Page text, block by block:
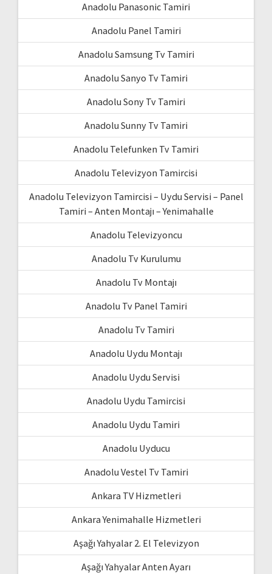
Anadolu Panasonic Tamiri
Anadolu Panel Tamiri
Anadolu Samsung Tv Tamiri
Anadolu Sanyo Tv Tamiri
Anadolu Sony Tv Tamiri
Anadolu Sunny Tv Tamiri
Anadolu Telefunken Tv Tamiri
Anadolu Televizyon Tamircisi
Anadolu Televizyon Tamircisi – Uydu Servisi – Panel
Tamiri – Anten Montajı – Yenimahalle
Anadolu Televizyoncu
Anadolu Tv Kurulumu
Anadolu Tv Montajı
Anadolu Tv Panel Tamiri
Anadolu Tv Tamiri
Anadolu Uydu Montajı
Anadolu Uydu Servisi
Anadolu Uydu Tamircisi
Anadolu Uydu Tamiri
Anadolu Uyducu
Anadolu Vestel Tv Tamiri
Ankara TV Hizmetleri
Ankara Yenimahalle Hizmetleri
Aşağı Yahyalar 2. El Televizyon
Aşağı Yahyalar Anten Ayarı